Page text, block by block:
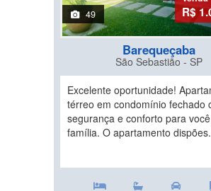
49 R$
Barequeçaba
São Sebastião - SP
Excelente oportunidade!
térreo em condomínio fechado
segurança e conforto para
família. O apartamento